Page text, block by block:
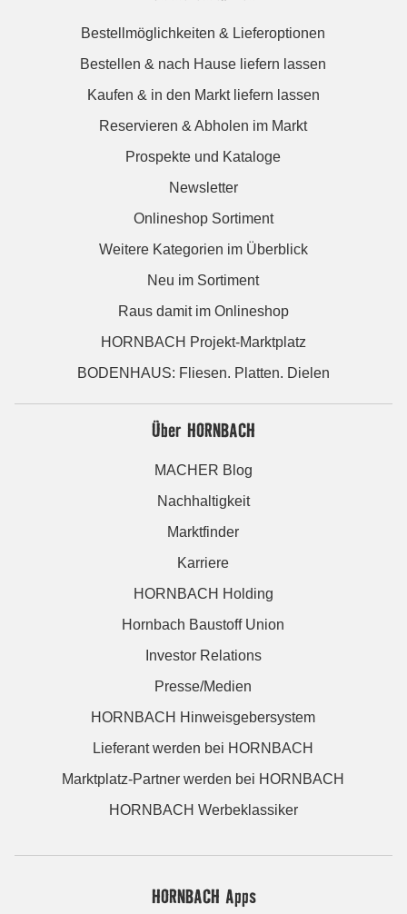
Bestellmöglichkeiten & Lieferoptionen
Bestellen & nach Hause liefern lassen
Kaufen & in den Markt liefern lassen
Reservieren & Abholen im Markt
Prospekte und Kataloge
Newsletter
Onlineshop Sortiment
Weitere Kategorien im Überblick
Neu im Sortiment
Raus damit im Onlineshop
HORNBACH Projekt-Marktplatz
BODENHAUS: Fliesen. Platten. Dielen
Über HORNBACH
MACHER Blog
Nachhaltigkeit
Marktfinder
Karriere
HORNBACH Holding
Hornbach Baustoff Union
Investor Relations
Presse/Medien
HORNBACH Hinweisgebersystem
Lieferant werden bei HORNBACH
Marktplatz-Partner werden bei HORNBACH
HORNBACH Werbeklassiker
HORNBACH Apps